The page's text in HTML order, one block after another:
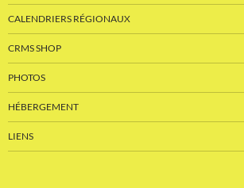
CALENDRIERS RÉGIONAUX
CRMS SHOP
PHOTOS
HÉBERGEMENT
LIENS